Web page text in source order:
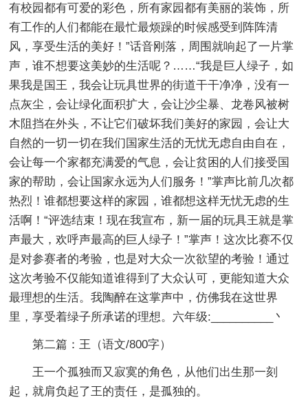
有校园都有可爱的彩色，所有家园都有美丽的装饰，所
有工作的人们都能在最忙最烦躁的时候感受到阵阵清
风，享受生活的美好！”话音刚落，周围就响起了一片掌
声，谁不想要这美妙的生活呢？……“我是巨人绿子，如
果我是国王，我会让玩具世界的街道干干净净，没有一
点灰尘，会让绿化面积扩大，会让沙尘暴、龙卷风被树
木阻挡在外头，不让它们破坏我们美好的家园，会让大
自然的一切一切在我们国家生活的无忧无虑自由自在，
会让每一个家都充满爱的气息，会让贫困的人们接受国
家的帮助，会让国家永远为人们服务！”掌声比前几次都
热烈！谁都想要这样的家园，谁都想这样无忧无虑的生
活啊！“评选结束！现在我宣布，新一届的玩具王就是掌
声最大，欢呼声最高的巨人绿子！”掌声！这次比赛不仅
是对参赛者的考验，也是对大众一次欲望的考验！通过
这次考验不仅能知道谁得到了大众认可，更能知道大众
最理想的生活。我陶醉在这掌声中，仿佛我在这世界
里，享受着绿子所承诺的理想。六年级:__________丶
第二篇：王 （语文/800字）
王一个孤独而又寂寞的角色，从他们出生那一刻
起，就肩负起了王的责任，是孤独的。